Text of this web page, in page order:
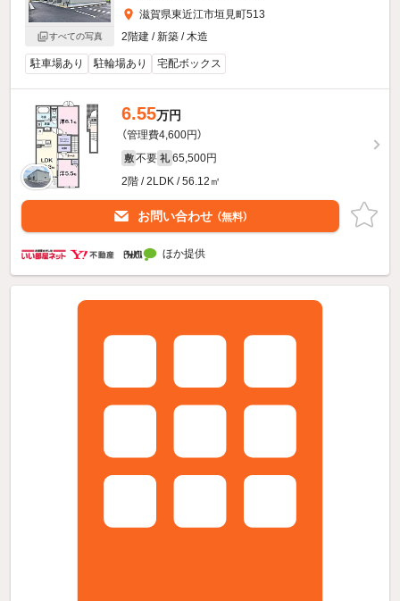
すべての写真
滋賀県東近江市垣見町513
2階建 / 新築 / 木造
駐車場あり 駐輪場あり 宅配ボックス
6.55万円
（管理費4,600円）
敷 不要 礼 65,500円
2階 / 2LDK / 56.12㎡
お問い合わせ （無料）
ほか提供